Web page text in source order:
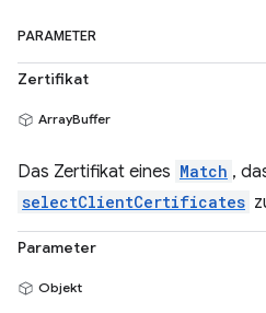
PARAMETER
Zertifikat
ArrayBuffer
Das Zertifikat eines Match ,
selectClientCertificates
Parameter
Objekt